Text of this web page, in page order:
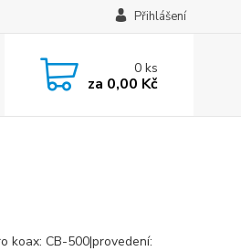
Přihlášení
0ks
za 0,00 Kč
koax: CB-500|provedení: